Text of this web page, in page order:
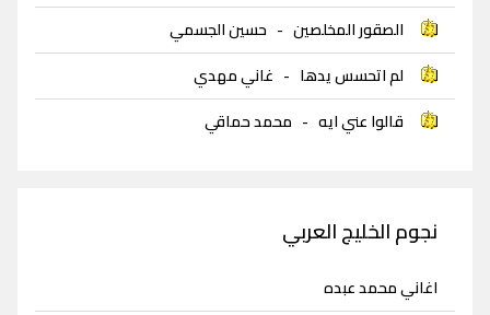
الصقور المخلصين - حسين الجسمي
لم اتحسس يدها - غاني مهدي
قالوا عني ايه - محمد حماقي
نجوم الخليج العربي
اغاني محمد عبده